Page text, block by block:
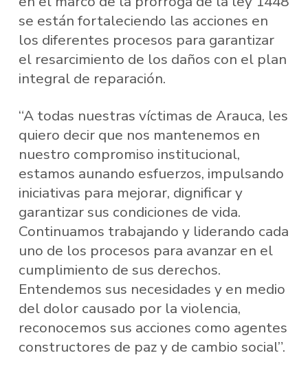
se están fortaleciendo las acciones en
los diferentes procesos para garantizar
el resarcimiento de los daños con el plan
integral de reparación.
“A todas nuestras víctimas de Arauca, les
quiero decir que nos mantenemos en
nuestro compromiso institucional,
estamos aunando esfuerzos, impulsando
iniciativas para mejorar, dignificar y
garantizar sus condiciones de vida.
Continuamos trabajando y liderando cada
uno de los procesos para avanzar en el
cumplimiento de sus derechos.
Entendemos sus necesidades y en medio
del dolor causado por la violencia,
reconocemos sus acciones como agentes
constructores de paz y de cambio social”.